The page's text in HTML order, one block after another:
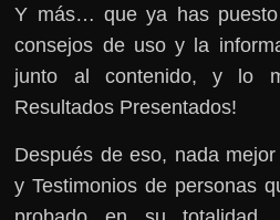
Y más… que ya has
consejos de uso y la
junto al contenido, y lo
Resultados Presentados!
Después de eso, nada
y Testimonios de personas